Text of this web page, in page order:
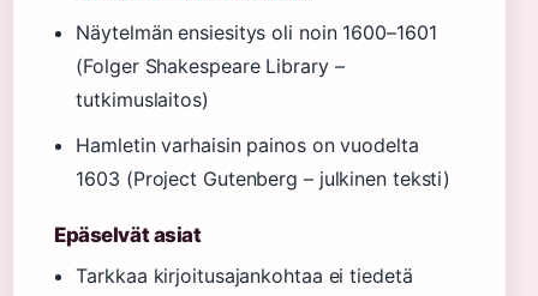
Näytelmän ensiesitys oli noin 1600–1601
(Folger Shakespeare Library –
tutkimuslaitos)
Hamletin varhaisin painos on vuodelta
1603 (Project Gutenberg – julkinen teksti)
Epäselvät asiat
Tarkkaa kirjoitusajankohtaa ei tiedetä